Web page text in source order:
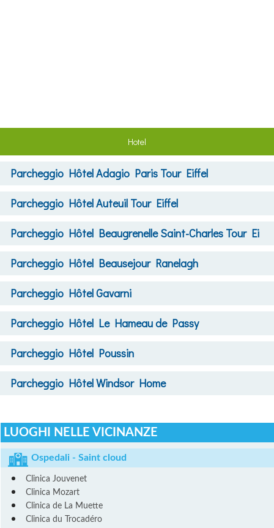
Hotel
Parcheggio Hôtel Adagio Paris Tour Eiffel
Parcheggio Hôtel Auteuil Tour Eiffel
Parcheggio Hôtel Beaugrenelle Saint-Charles Tour Ei
Parcheggio Hôtel Beausejour Ranelagh
Parcheggio Hôtel Gavarni
Parcheggio Hôtel Le Hameau de Passy
Parcheggio Hôtel Poussin
Parcheggio Hôtel Windsor Home
LUOGHI NELLE VICINANZE
Ospedali - Saint cloud
Clinica Jouvenet
Clinica Mozart
Clinica de La Muette
Clinica du Trocadéro